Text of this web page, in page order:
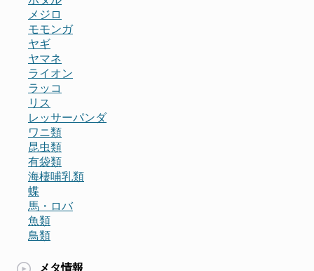
メジロ
モモンガ
ヤギ
ヤマネ
ライオン
ラッコ
リス
レッサーパンダ
ワニ類
昆虫類
有袋類
海棲哺乳類
蝶
馬・ロバ
魚類
鳥類
メタ情報